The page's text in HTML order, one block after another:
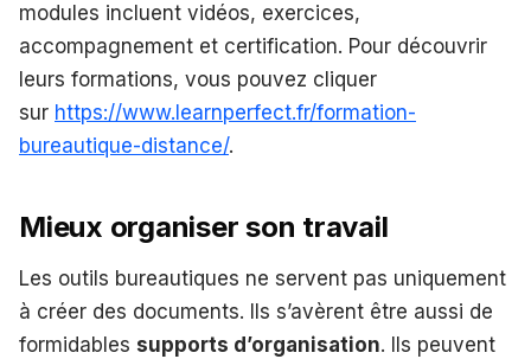
modules incluent vidéos, exercices,
accompagnement et certification. Pour découvrir
leurs formations, vous pouvez cliquer
sur https://www.learnperfect.fr/formation-
bureautique-distance/.
Mieux organiser son travail
Les outils bureautiques ne servent pas uniquement
à créer des documents. Ils s’avèrent être aussi de
formidables supports d’organisation. Ils peuvent